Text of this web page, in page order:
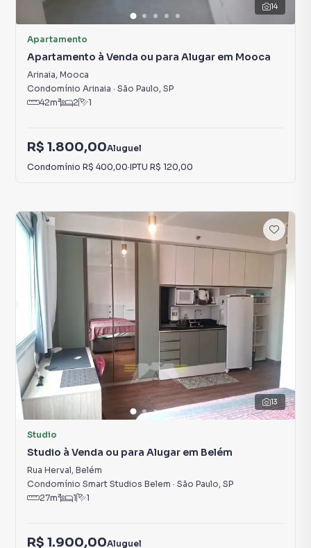
14
Apartamento
Apartamento à Venda ou para Alugar em Mooca
Arinaia, Mooca
Condomínio Arinaia · São Paulo, SP
42m² 2 1
R$ 1.800,00Aluguel
Condomínio R$ 400,00·IPTU R$ 120,00
13
Studio
Studio à Venda ou para Alugar em Belém
Rua Herval, Belém
Condomínio Smart Studios Belem · São Paulo, SP
27m² 1 1
R$ 1.900,00Aluguel